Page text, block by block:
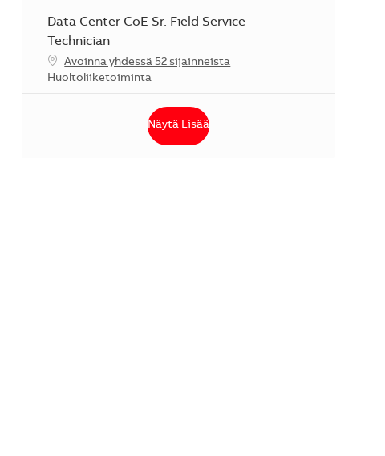
Data Center CoE Sr. Field Service
Technician
Avoinna yhdessä 52 sijainneista
Kategoria
Huoltoliiketoiminta
Näytä Lisää